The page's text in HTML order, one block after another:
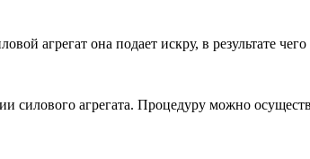
агрегат она подает искру, в результате
агрегата. Процедуру можно